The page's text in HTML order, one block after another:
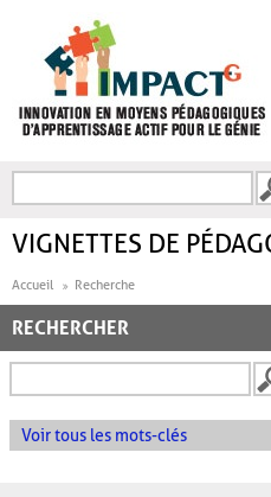
FORMULAIRE DE
VIGNETTES DE
Accueil Recherche
RECHERCHER
Voir tous les mots-clés